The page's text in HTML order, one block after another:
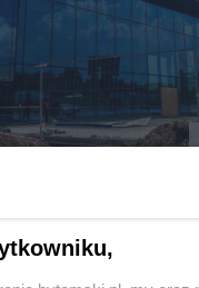
KIA i BYD